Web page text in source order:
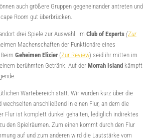
auch größere Gruppen gegeneinander antreten und
Room gut überbrücken.
drei Spiele zur Auswahl. Im Club of Experts (Zur
Machenschaften der Funktionäre eines
Geheimen Elixier (Zur Review) seid ihr mitten im
berühmten Getränk. Auf der Morrah Island kämpft
Wartebereich statt. Wir wurden kurz über die
anschließend in einen Flur, an dem die
Flur ist komplett dunkel gehalten, lediglich indirektes
den Spielräumen. Zum einen kommt durch den Flur
auf und zum anderen wird die Lautstärke vom